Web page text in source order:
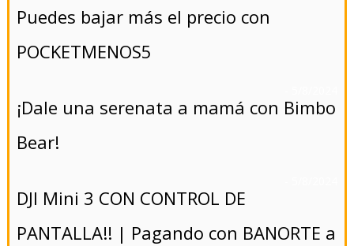
Puedes bajar más el precio con
POCKETMENOS5
¡Dale una serenata a mamá con Bimbo
Bear!
DJI Mini 3 CON CONTROL DE
PANTALLA!! | Pagando con BANORTE a